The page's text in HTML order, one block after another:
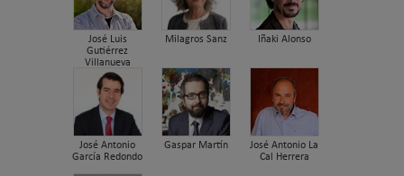
José Luis
Gutiérrez
Villanueva
Milagros Sanz Iñaki Alonso
José Antonio
García Redondo
Gaspar Martín
José Antonio La
Cal Herrera